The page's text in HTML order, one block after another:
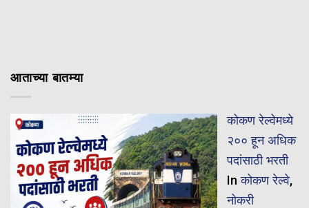
आताच्या बातम्या
कोकण रेल्वेमध्ये
२०० हून अधिक
पदांसाठी भरती
Inकोकण रेल्वे,
नोकरी